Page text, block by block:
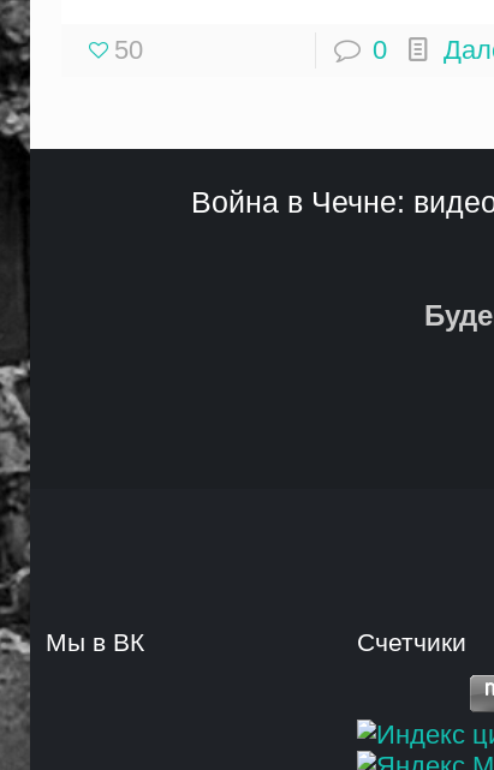
50 0
Война в Чечне:
Мы в ВК Счетчики